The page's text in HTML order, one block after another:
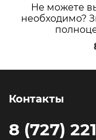
Не можете
необходимо?
Контакты
8 (727)